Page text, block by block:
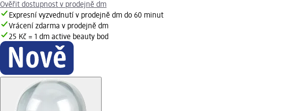
Ověřit dostupnost v prodejně dm
Expresní vyzvednutí v prodejně dm do 60 minut
Vrácení zdarma v prodejně dm
25 Kč = 1 dm active beauty bod